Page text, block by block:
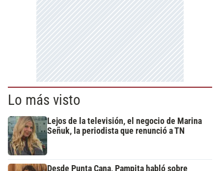
Lo más visto
Lejos de la televisión, el negocio de Marina
Señuk, la periodista que renunció a TN
Desde Punta Cana, Pampita habló sobre